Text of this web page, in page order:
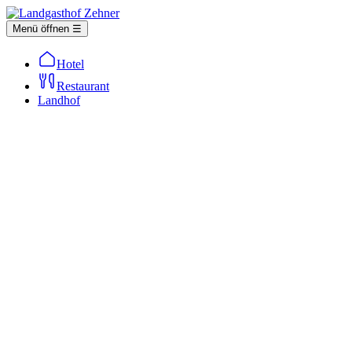
Menü öffnen ☰
Hotel
Restaurant
Landhof